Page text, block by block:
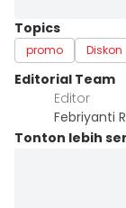
Topics
promo Diskon
Editorial Team
Editor
Febriyanti
Tonton lebih